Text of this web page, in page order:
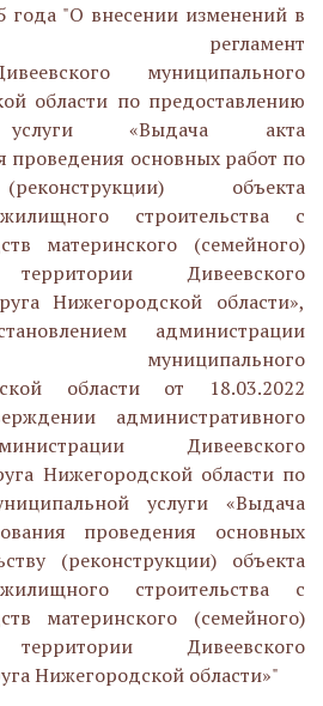
года "О внесении изменений в
регламент
муниципального
области по предоставлению
услуги «Выдача акта
проведения основных работ по
объекта
строительства с
материнского (семейного)
Дивеевского
Нижегородской области»,
администрации
муниципального
области от 18.03.2022
административного
Дивеевского
Нижегородской области по
услуги «Выдача
проведения основных
(реконструкции) объекта
строительства с
материнского (семейного)
Дивеевского
Нижегородской области»"